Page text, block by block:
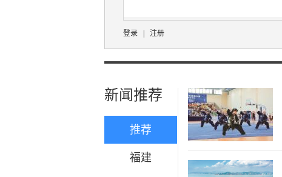
登录 注册
新闻推荐
推荐
福建